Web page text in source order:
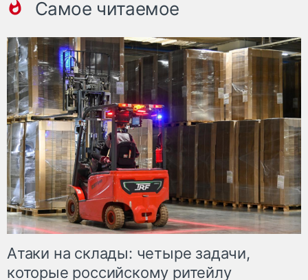
Самое читаемое
Атаки на склады: четыре задачи,
которые российскому ритейлу